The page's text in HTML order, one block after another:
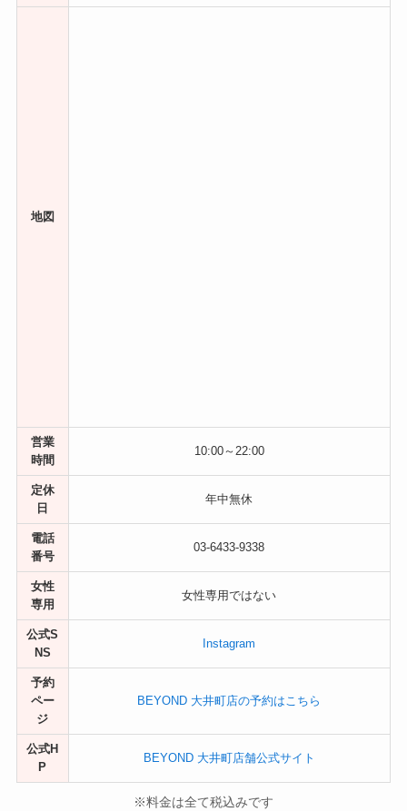
地図
営業
時間
10:00～22:00
定休
日
年中無休
電話
番号
03-6433-9338
女性
専用
女性専用ではない
公式S
NS
Instagram
予約
ペー
ジ
BEYOND 大井町店の予約はこちら
公式H
P
BEYOND 大井町店舗公式サイト
※料金は全て税込みです